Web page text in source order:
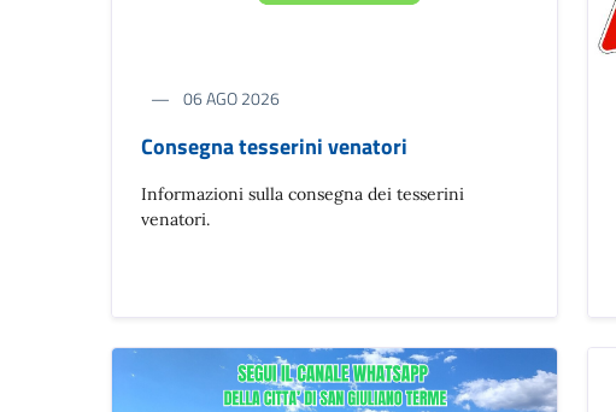
06 AGO 2026
Consegna tesserini venatori
Informazioni sulla consegna dei tesserini
venatori.